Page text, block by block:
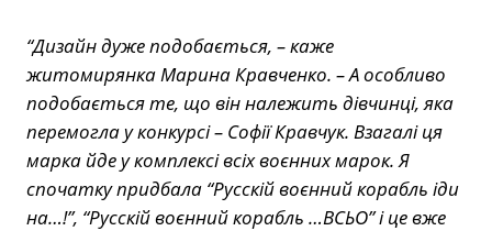
“Дизайн дуже подобається, – каже
житомирянка Марина Кравченко. – А особливо
подобається те, що він належить дівчинці, яка
перемогла у конкурсі – Софії Кравчук. Взагалі ця
марка йде у комплексі всіх воєнних марок. Я
спочатку придбала “Русскій воєнний корабль іди
на…!”, “Русскій воєнний корабль …ВСЬО” і це вже